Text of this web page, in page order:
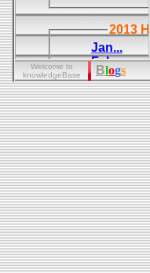
Welcome to
knowledgeBase
Blogs